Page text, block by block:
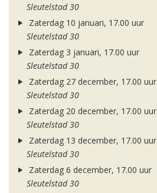
Sleutelstad 30
Zaterdag 10 januari, 17.00 uur
Sleutelstad 30
Zaterdag 3 januari, 17.00 uur
Sleutelstad 30
Zaterdag 27 december, 17.00 uur
Sleutelstad 30
Zaterdag 20 december, 17.00 uur
Sleutelstad 30
Zaterdag 13 december, 17.00 uur
Sleutelstad 30
Zaterdag 6 december, 17.00 uur
Sleutelstad 30